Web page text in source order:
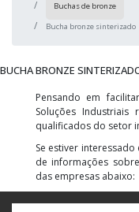
Buchas de bronze
Bucha bronze sinterizado
BUCHA BRONZE
Pensando em
Soluções
qualificados do setor
Se estiver
de informações
das empresas abaixo: